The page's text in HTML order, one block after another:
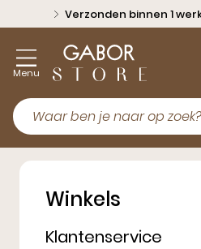
Verzonden binnen 1
Menu
Winkels
Klantenservice